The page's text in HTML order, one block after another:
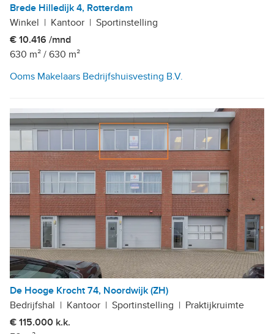
Brede Hilledijk 4, Rotterdam
Winkel | Kantoor | Sportinstelling
€ 10.416 /mnd
630 m² / 630 m²
Ooms Makelaars Bedrijfshuisvesting B.V.
De Hooge Krocht 74, Noordwijk (ZH)
Bedrijfshal | Kantoor | Sportinstelling | Praktijkruimte
€ 115.000 k.k.